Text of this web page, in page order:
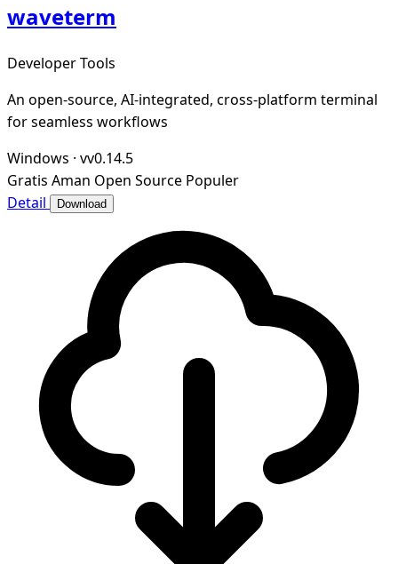
waveterm
Developer Tools
An open-source, AI-integrated, cross-platform terminal
for seamless workflows
Windows · vv0.14.5
Gratis Aman Open Source Populer
Detail
Download